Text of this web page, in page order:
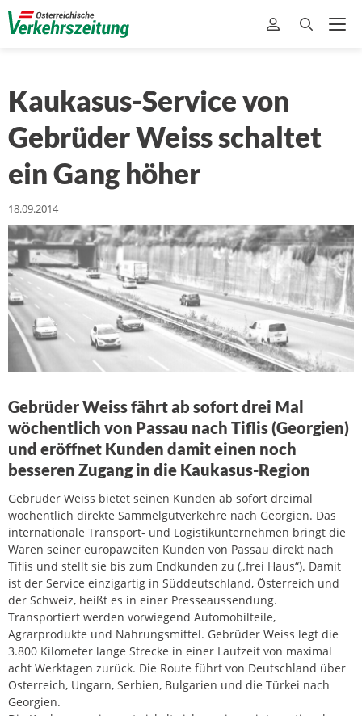
Kaukasus-Service von
Gebrüder Weiss schaltet
ein Gang höher
18.09.2014
Gebrüder Weiss fährt ab sofort drei Mal
wöchentlich von Passau nach Tiflis (Georgien)
und eröffnet Kunden damit einen noch
besseren Zugang in die Kaukasus-Region
Gebrüder Weiss bietet seinen Kunden ab sofort dreimal
wöchentlich direkte Sammelgutverkehre nach Georgien. Das
internationale Transport- und Logistikunternehmen bringt die
Waren seiner europaweiten Kunden von Passau direkt nach
Tiflis und stellt sie bis zum Endkunden zu („frei Haus“). Damit
ist der Service einzigartig in Süddeutschland, Österreich und
der Schweiz, heißt es in einer Presseaussendung.
Transportiert werden vorwiegend Automobilteile,
Agrarprodukte und Nahrungsmittel. Gebrüder Weiss legt die
3.800 Kilometer lange Strecke in einer Laufzeit von maximal
acht Werktagen zurück. Die Route führt von Deutschland über
Österreich, Ungarn, Serbien, Bulgarien und die Türkei nach
Georgien.